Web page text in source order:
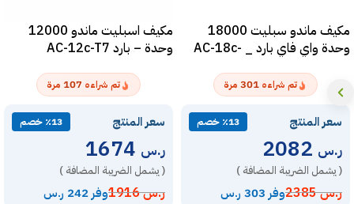
مكيف ماندو سبليت 18000
وحدة واي فاي بارد _ AC-18c-
تم شراءه 301 مرة
سعر المنتج ٪13 خصم
ر.س
( يشمل الضريبة المضافة )
ر.س2385 وفر 303 ر.س
مكيف اسبليت ماندو 12000
وحدة – بارد AC-12c-T7
تم شراءه 107 مرة
سعر المنتج ٪13 خصم
ر.س
( يشمل الضريبة المضافة )
ر.س1916 وفر 242 ر.س